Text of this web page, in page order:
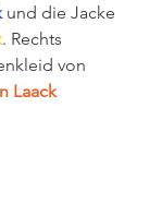
und die Jacke
. Rechts
von
Laack